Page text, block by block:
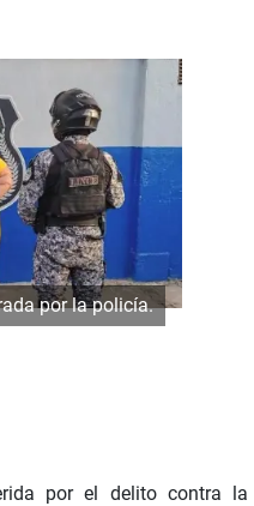
por la policía.
por el delito contra la